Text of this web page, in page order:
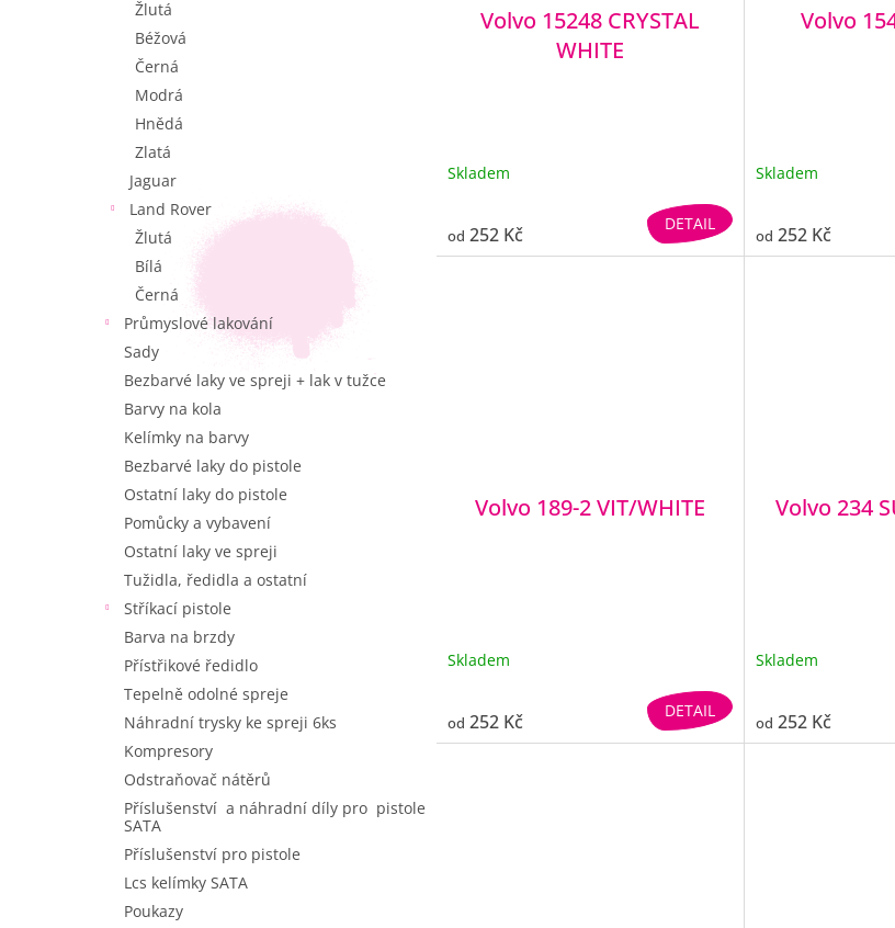
Žlutá
Béžová
Černá
Modrá
Hnědá
Zlatá
Jaguar
Land Rover
Žlutá
Bílá
Černá
Průmyslové lakování
Sady
Bezbarvé laky ve spreji + lak v tužce
Barvy na kola
Kelímky na barvy
Bezbarvé laky do pistole
Ostatní laky do pistole
Pomůcky a vybavení
Ostatní laky ve spreji
Tužidla, ředidla a ostatní
Stříkací pistole
Barva na brzdy
Přístřikové ředidlo
Tepelně odolné spreje
Náhradní trysky ke spreji 6ks
Kompresory
Odstraňovač nátěrů
Příslušenství a náhradní díly pro pistole
SATA
Příslušenství pro pistole
Lcs kelímky SATA
Poukazy
Volvo 15248 CRYSTAL
WHITE
Skladem
od 252 Kč DETAIL
Volvo
Skladem
od 252 Kč
Volvo 189-2 VIT/WHITE
Skladem
od 252 Kč DETAIL
Volvo 234
Skladem
od 252 Kč